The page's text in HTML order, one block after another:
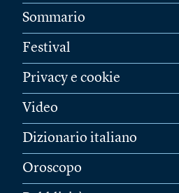
Sommario
Festival
Privacy e cookie
Video
Dizionario italiano
Oroscopo